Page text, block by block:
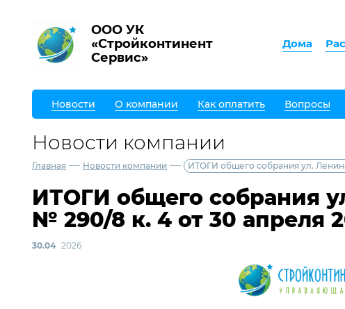
ООО УК
«Стройконтинент
Сервис»
Дома
Новости О компании Как оплатить Вопросы
Новости компании
Главная — Новости компании — ИТОГИ общего собрания ул.
ИТОГИ общего собрания
№ 290/8 к. 4 от 30 апреля
30.04 2026